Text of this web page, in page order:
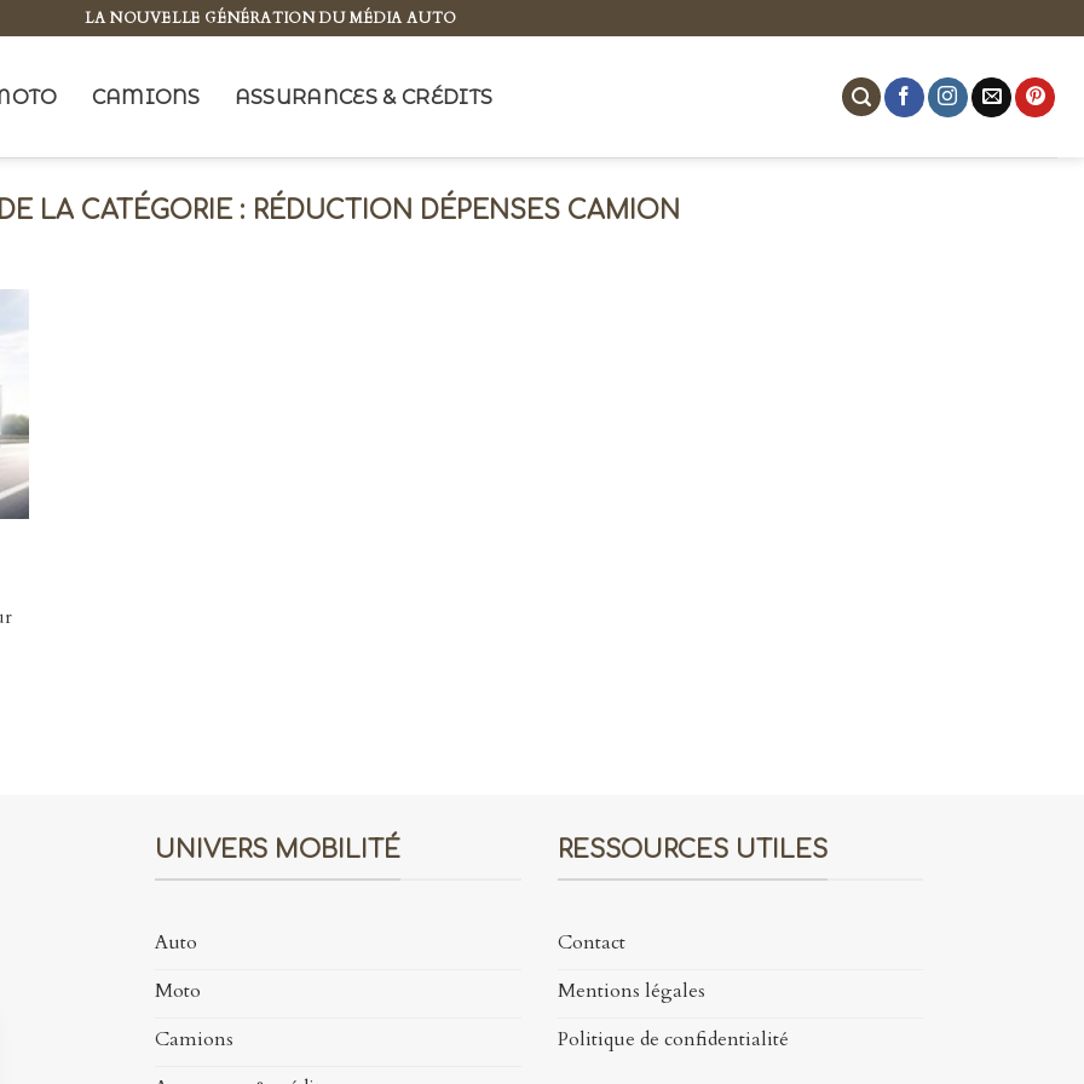
LA NOUVELLE GÉNÉRATION DU MÉDIA AUTO
CAMIONS ASSURANCES & CRÉDITS
RÉDUCTION DÉPENSES CAMION
UNIVERS MOBILITÉ
Auto
Moto
Camions
RESSOURCES UTILES
Contact
Mentions légales
Politique de confidentialité